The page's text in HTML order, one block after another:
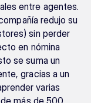
entre agentes.
redujo su
sin perder
en nómina
se suma un
gracias a un
varias
más de 500